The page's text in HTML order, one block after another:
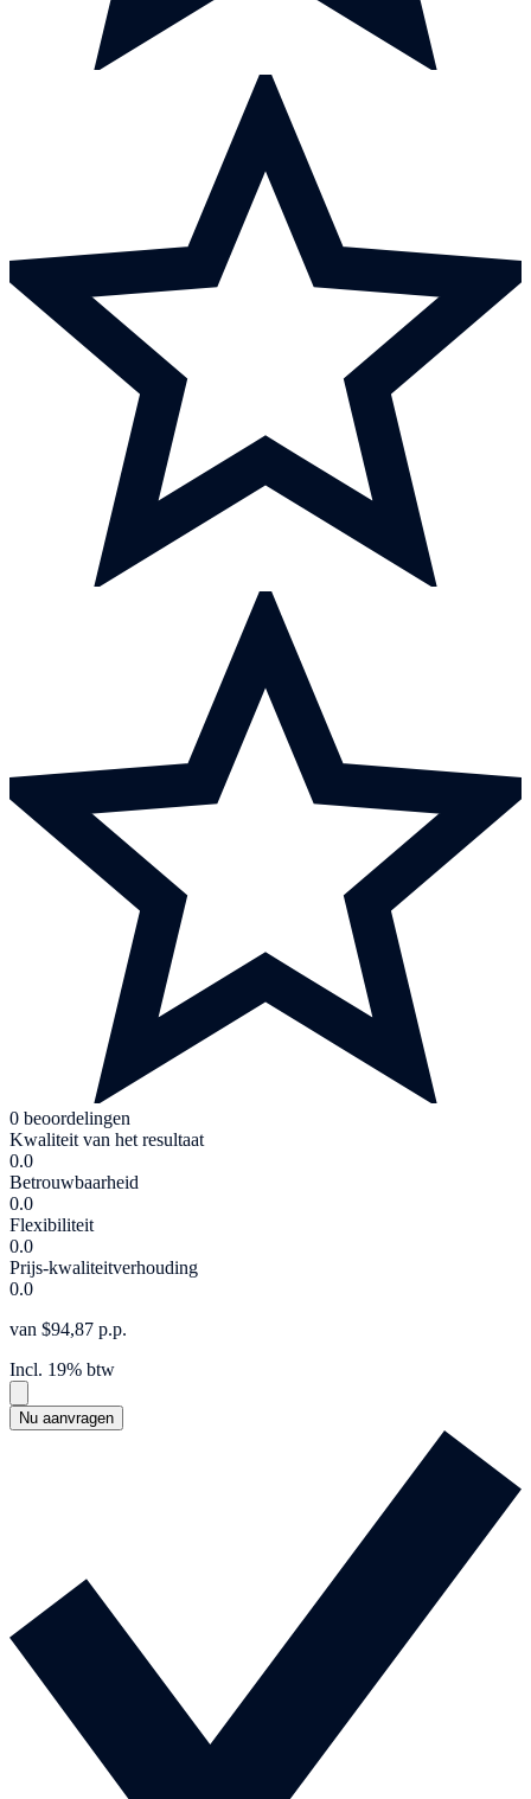
0 beoordelingen
Kwaliteit van het resultaat
0.0
Betrouwbaarheid
0.0
Flexibiliteit
0.0
Prijs-kwaliteitverhouding
0.0
van $94,87 p.p.
Incl. 19% btw
Nu aanvragen